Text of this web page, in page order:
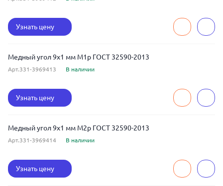
Узнать цену
Медный угол 9x1 мм М1р ГОСТ 32590-2013
Арт.331-3969413 В наличии
Узнать цену
Медный угол 9x1 мм М2р ГОСТ 32590-2013
Арт.331-3969414 В наличии
Узнать цену